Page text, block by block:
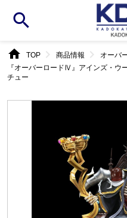
search
home TOPchevron_right 商品情報chevron_right オーバ
『オーバーロードⅣ』アインズ・ウ
チュー